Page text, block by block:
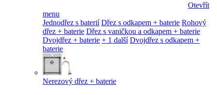
Otevřít
menu
Jednodřez s baterií Dřez s odkapem + baterie Rohový
dřez + baterie Dřez s vaničkou a odkapem + baterie
Dvojdřez + baterie + 1 další Dvojdřez s odkapem +
baterie
Nerezový dřez + baterie